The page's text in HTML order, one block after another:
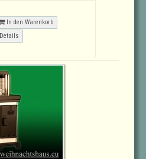
In den Warenkorb
Details